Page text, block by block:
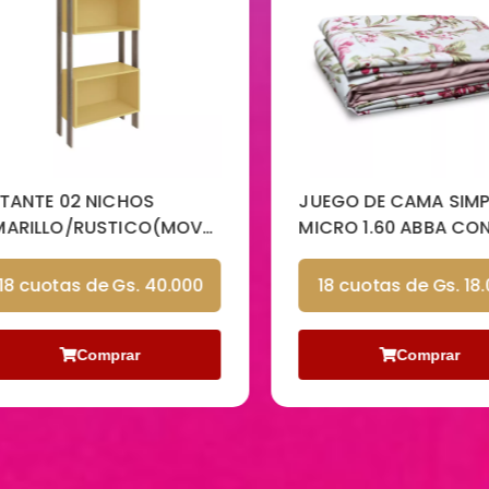
02 NICHOS
RUSTICO(MOVEL
cuotas de Gs. 40.000
Comprar
JUEGO DE CAMA
MICRO 1.60 ABBA
LINE BLOIS
18 cuotas de Gs.
Comprar